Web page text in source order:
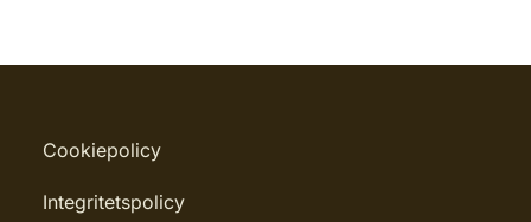
Cookiepolicy
Integritetspolicy